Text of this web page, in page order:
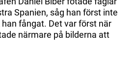
Spanien, såg han först inte
fångat. Det var först när
närmare på bilderna att